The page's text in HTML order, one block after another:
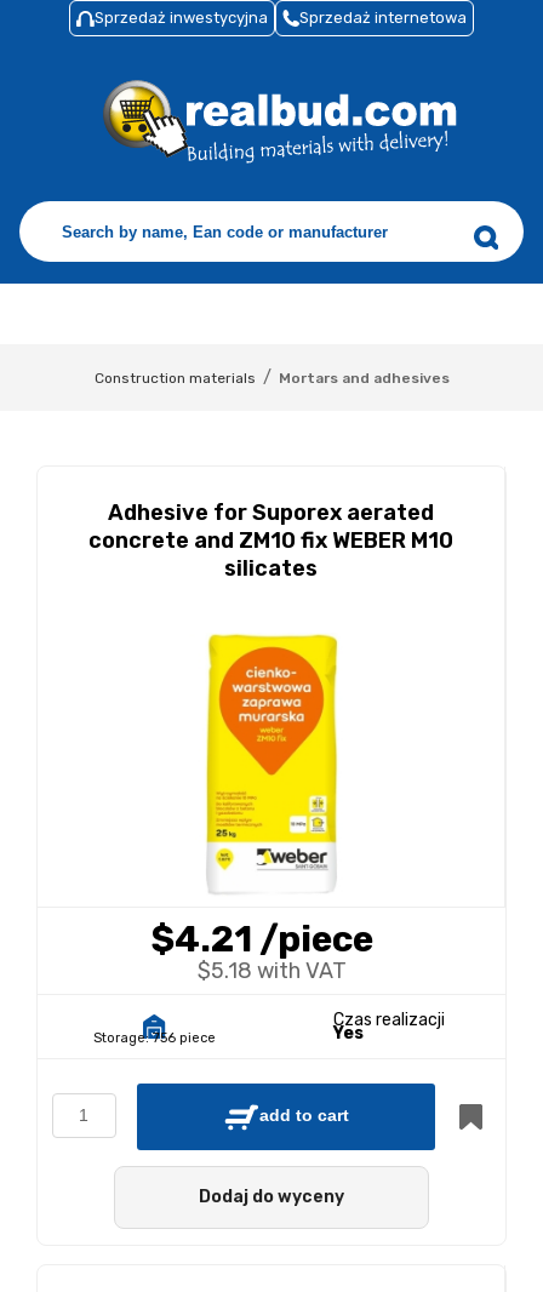
Sprzedaż inwestycyjna Sprzedaż internetowa
Construction materials / Mortars and adhesives
Adhesive for Suporex aerated
concrete and ZM10 fix WEBER M10
silicates
$4.21 /piece
$5.18 with VAT
Storage: 756 piece
Czas realizacji
Yes
add to cart
Dodaj do wyceny